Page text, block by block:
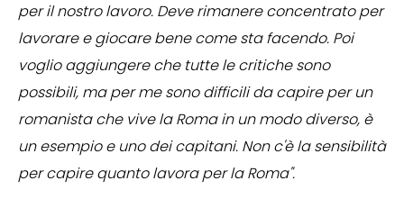
per il nostro lavoro. Deve rimanere concentrato per
lavorare e giocare bene come sta facendo. Poi
voglio aggiungere che tutte le critiche sono
possibili, ma per me sono difficili da capire per un
romanista che vive la Roma in un modo diverso, è
un esempio e uno dei capitani. Non c'è la sensibilità
per capire quanto lavora per la Roma".